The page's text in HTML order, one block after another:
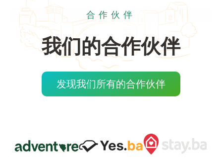
合作伙伴
我们的合作伙伴
发现我们所有的合作伙伴